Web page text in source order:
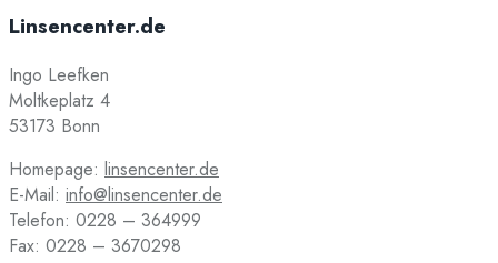
Linsencenter.de
Ingo Leefken
Moltkeplatz 4
53173 Bonn
Homepage: linsencenter.de
E-Mail: info@linsencenter.de
Telefon: 0228 – 364999
Fax: 0228 – 3670298